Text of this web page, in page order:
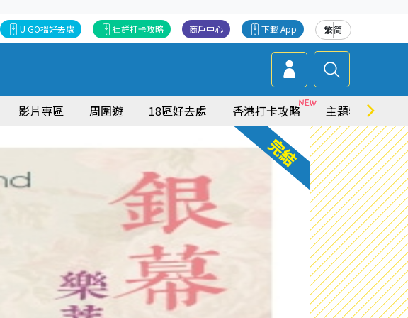
繁简
下載 App
商戶中心
社群打卡攻略
U GO搵好去處
影片專區 周圍遊 18區好去處 香港打卡攻略 主題特集